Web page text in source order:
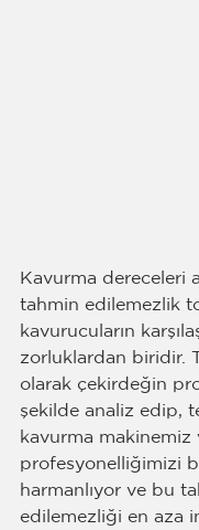
Kavurma dereceleri
tahmin edilemezlik
kavurucuların
zorluklardan biridir.
olarak çekirdeğin
şekilde analiz edip,
kavurma makinemiz
profesyonelliğimizi
harmanlıyor ve bu
edilemezliği en aza